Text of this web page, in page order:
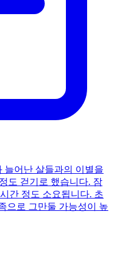
늘어난 살들과의 이별을
도 걷기로 했습니다. 잠
간 정도 소요됩니다. 초
으로 그만둘 가능성이 높